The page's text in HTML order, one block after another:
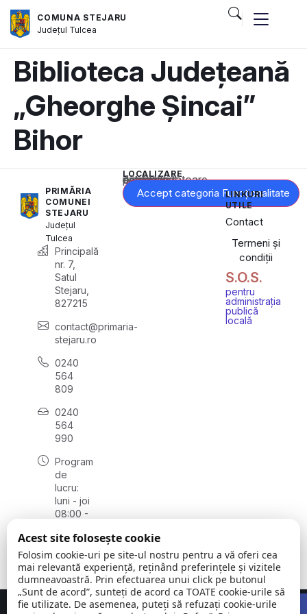
COMUNA STEJARU
Județul Tulcea
Biblioteca Județeană
„Gheorghe Șincai”
Bihor
PRIMĂRIA
COMUNEI
STEJARU
Județul
Tulcea
Principală
nr. 7,
Satul
Stejaru,
827215
contact@primaria-
stejaru.ro
0240
564
809
0240
564
990
Program
de
lucru:
luni - joi
08:00 -
vineri
08:00 -
14:00
LOCALIZARE
Acest conținut este blocat până când acceptați categoria corespunzătoare de cookie-uri.
Accept categoria Funcționalitate
LINKURI
UTILE
Contact
Termeni și
condiții
S.O.S.
pentru
administrația
publică
locală
Acest site folosește cookie
Folosim cookie-uri pe site-ul nostru pentru a vă oferi cea
mai relevantă experiență, reținând preferințele și vizitele
dumneavoastră. Prin efectuarea unui click pe butonul
„Sunt de acord”, sunteți de acord ca TOATE cookie-urile să
fie utilizate. De asemenea, puteți să refuzați cookie-urile